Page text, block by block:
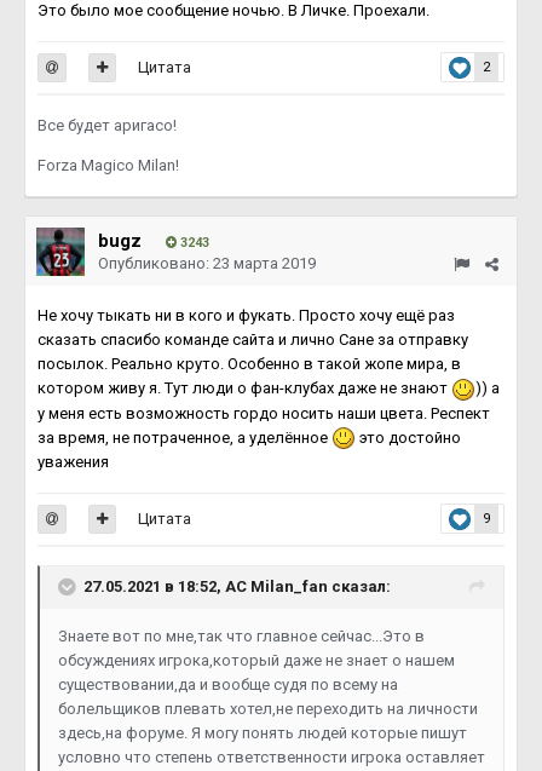
Это было мое сообщение ночью. В Личке. Проехали.
2
Цитата
Все будет аригасо!
Forza Magico Milan!
bugz 3243
Опубликовано: 23 марта 2019
Не хочу тыкать ни в кого и фукать. Просто хочу ещё раз
сказать спасибо команде сайта и лично Сане за отправку
посылок. Реально круто. Особенно в такой жопе мира, в
котором живу я. Тут люди о фан-клубах даже не знают
)) а
у меня есть возможность гордо носить наши цвета. Респект
за время, не потраченное, а уделённое
это достойно
уважения
9
Цитата
27.05.2021 в 18:52, AC Milan_fan сказал:
Знаете вот по мне,так что главное сейчас...Это в
обсуждениях игрока,который даже не знает о нашем
существовании,да и вообще судя по всему на
болельщиков плевать хотел,не переходить на личности
здесь,на форуме. Я могу понять людей которые пишут
условно что степень ответственности игрока оставляет